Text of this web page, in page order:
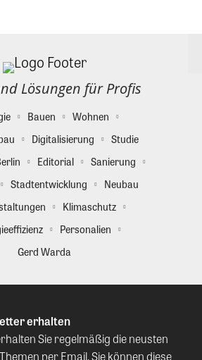
Lösungen für Profis
Bauen
Wohnen
Digitalisierung
Studie
Editorial
Sanierung
Stadtentwicklung
Neubau
Klimaschutz
Personalien
Gerd Warda
erhalten
Sie regelmäßig die neusten
per Email. Sie können diese